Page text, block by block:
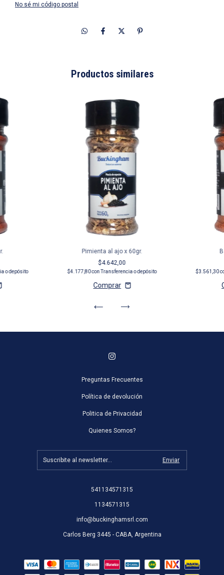
No sé mi código postal
Productos similares
o depósito
Pimienta al ajo x 60gr.
$4.642,00
$4.177,80con Transferencia o depósito $3.561,30
Preguntas Frecuentes
Política de devolución
Politica de Privacidad
Quienes Somos?
541134571315
1134571315
info@buckinghamsrl.com
Carlos Berg 3445 - CABA, Argentina